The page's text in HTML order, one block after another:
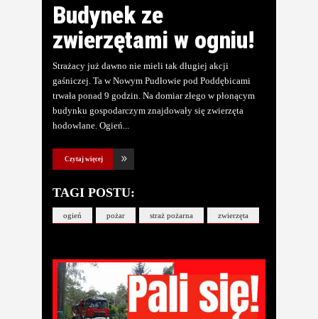
Budynek ze
zwierzętami w ogniu!
Strażacy już dawno nie mieli tak długiej akcji
gaśniczej. Ta w Nowym Pudłowie pod Poddębicami
trwała ponad 9 godzin. Na domiar złego w płonącym
budynku gospodarczym znajdowały się zwierzęta
hodowlane. Ogień
Czytaj więcej
TAGI POSTU:
ogień pożar straż pożarna zwierzęta